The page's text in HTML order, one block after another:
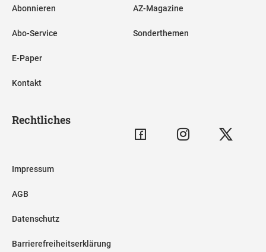
Abonnieren
Abo-Service
E-Paper
Kontakt
AZ-Magazine
Sonderthemen
Rechtliches
Impressum
AGB
Datenschutz
Barrierefreiheitserklärung